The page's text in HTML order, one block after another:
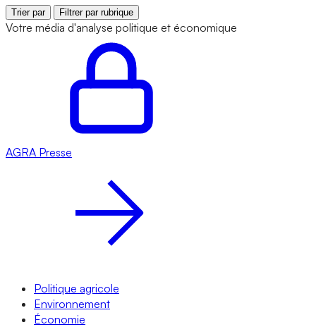
Trier par Filtrer par rubrique
Votre média d'analyse politique et économique
AGRA Presse
Politique agricole
Environnement
Économie